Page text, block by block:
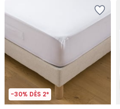
-30% DÈS 2*